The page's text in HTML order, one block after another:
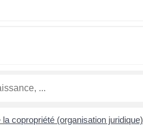
copropriété (organisation juridique)